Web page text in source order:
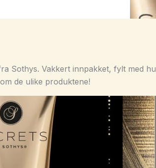
Sothys. Vakkert innpakket, fylt med
de ulike produktene!